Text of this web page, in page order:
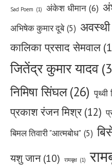
Sad Poem (1) अंकेश धीमान (6)
अभिषेक कुमार दूबे (5)
कालिका प्रसाद सेमवाल
जितेंद्र कुमार यादव
निमिषा सिंघल(26) पृथ्वी
प्रकाश रंजन मिश्र (12)
बिमल तिवारी "आत्मबोध" (5)
यशु जान (10) रामबृक्ष (1)